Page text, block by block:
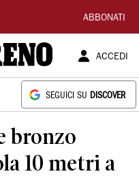
ABBONATI
ACCEDI
SEGUICI SU DISCOVER
bronzo
10 metri a